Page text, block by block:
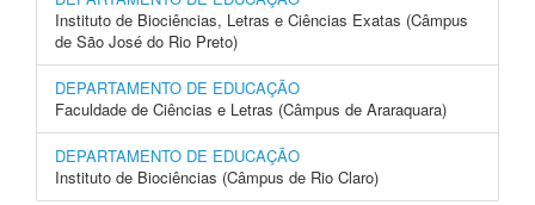
Instituto de Biociências, Letras e Ciências Exatas (Câmpus
de São José do Rio Preto)
DEPARTAMENTO DE EDUCAÇÃO
Faculdade de Ciências e Letras (Câmpus de Araraquara)
DEPARTAMENTO DE EDUCAÇÃO
Instituto de Biociências (Câmpus de Rio Claro)